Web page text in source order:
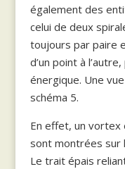
également des
celui de deux
toujours par paire
d’un point à
énergique. Une
schéma 5.
En effet, un vortex
sont montrées sur
Le trait épais